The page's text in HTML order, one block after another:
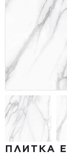
ПЛИТКА